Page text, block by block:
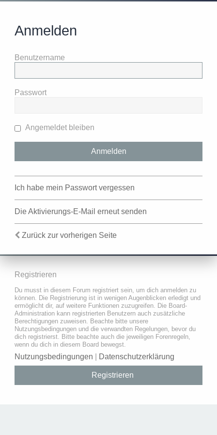
Anmelden
Benutzername
Passwort
Angemeldet bleiben
Ich habe mein Passwort vergessen
Die Aktivierungs-E-Mail erneut senden
Zurück zur vorherigen Seite
Registrieren
Du musst in diesem Forum registriert sein, um dich anmelden zu
können. Die Registrierung ist in wenigen Augenblicken erledigt und
ermöglicht dir, auf weitere Funktionen zuzugreifen. Die Board-
Administration kann registrierten Benutzern auch zusätzliche
Berechtigungen zuweisen. Beachte bitte unsere
Nutzungsbedingungen und die verwandten Regelungen, bevor du
dich registrierst. Bitte beachte auch die jeweiligen Forenregeln,
wenn du dich in diesem Board bewegst.
Nutzungsbedingungen Datenschutzerklärung
Registrieren